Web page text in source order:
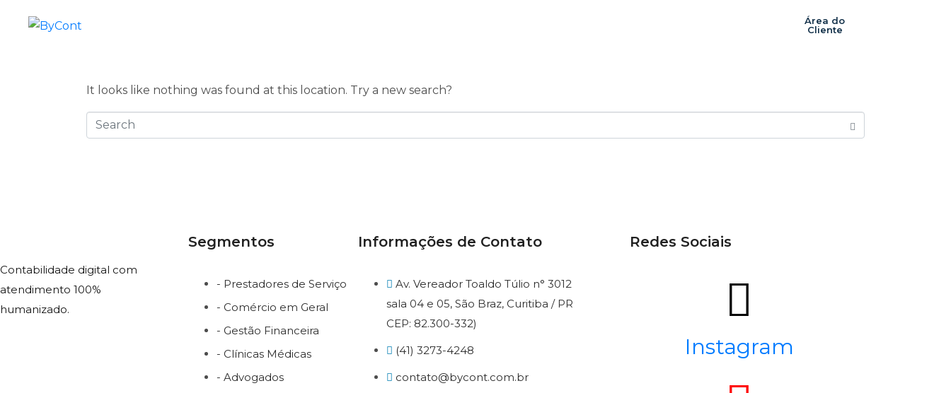
Área do
Cliente
It looks like nothing was found at this location. Try a new search?
Contabilidade digital com
atendimento 100%
humanizado.
Segmentos
- Prestadores de Serviço
- Comércio em Geral
- Gestão Financeira
- Clínicas Médicas
- Advogados
Informações de Contato
Av. Vereador Toaldo Túlio n° 3012
sala 04 e 05, São Braz, Curitiba / PR
CEP: 82.300-332)
(41) 3273-4248
contato@bycont.com.br
Redes Sociais
Instagram